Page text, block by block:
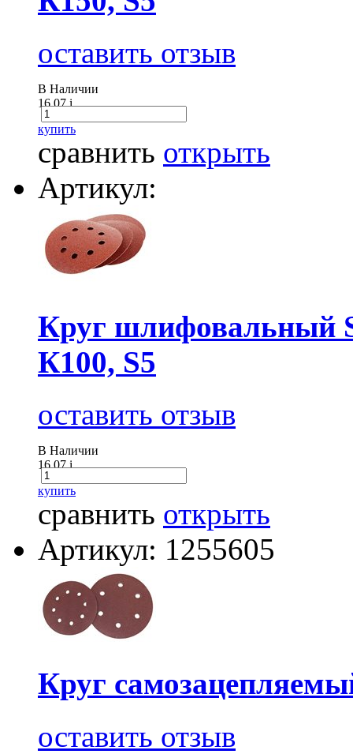
оставить отзыв
В Наличии
16.07i
купить
сравнить открыть
Артикул:
Круг шлифовальный
К100, S5
оставить отзыв
В Наличии
16.07i
купить
сравнить открыть
Артикул: 1255605
Круг
оставить отзыв